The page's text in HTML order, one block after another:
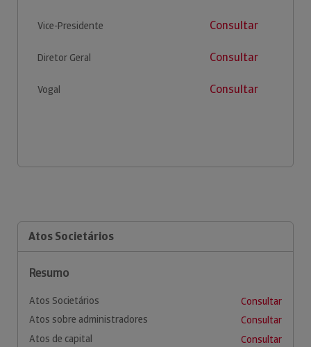
Vice-Presidente Consultar
Diretor Geral Consultar
Vogal Consultar
Atos Societários
Resumo
Atos Societários
Consultar
Atos sobre administradores
Consultar
Atos de capital
Consultar